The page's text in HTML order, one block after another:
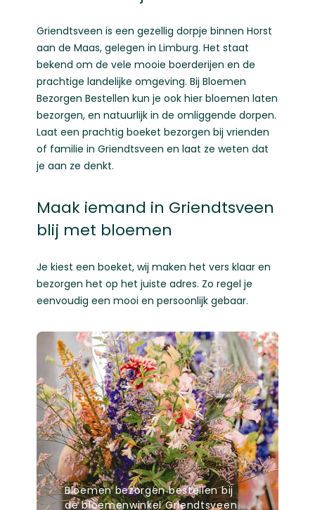
Griendtsveen is een gezellig dorpje binnen Horst
aan de Maas, gelegen in Limburg. Het staat
bekend om de vele mooie boerderijen en de
prachtige landelijke omgeving. Bij Bloemen
Bezorgen Bestellen kun je ook hier bloemen laten
bezorgen, en natuurlijk in de omliggende dorpen.
Laat een prachtig boeket bezorgen bij vrienden
of familie in Griendtsveen en laat ze weten dat
je aan ze denkt.
Maak iemand in Griendtsveen
blij met bloemen
Je kiest een boeket, wij maken het vers klaar en
bezorgen het op het juiste adres. Zo regel je
eenvoudig een mooi en persoonlijk gebaar.
Bloemen bezorgen bestellen bij
de bloemenwinkel Griendtsveen